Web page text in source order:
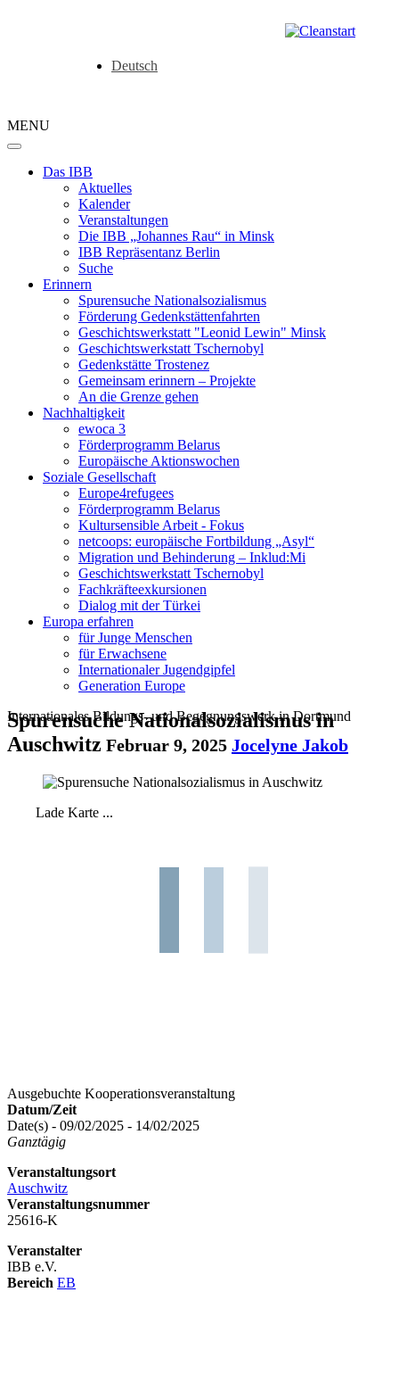
Deutsch
MENU
Das IBB
Aktuelles
Kalender
Veranstaltungen
Die IBB „Johannes Rau“ in Minsk
IBB Repräsentanz Berlin
Suche
Erinnern
Spurensuche Nationalsozialismus
Förderung Gedenkstättenfahrten
Geschichtswerkstatt "Leonid Lewin" Minsk
Geschichtswerkstatt Tschernobyl
Gedenkstätte Trostenez
Gemeinsam erinnern – Projekte
An die Grenze gehen
Nachhaltigkeit
ewoca 3
Förderprogramm Belarus
Europäische Aktionswochen
Soziale Gesellschaft
Europe4refugees
Förderprogramm Belarus
Kultursensible Arbeit - Fokus
netcoops: europäische Fortbildung „Asyl“
Migration und Behinderung – Inklud:Mi
Geschichtswerkstatt Tschernobyl
Fachkräfteexkursionen
Dialog mit der Türkei
Europa erfahren
für Junge Menschen
für Erwachsene
Internationaler Jugendgipfel
Generation Europe
Internationales Bildungs- und Begegnungswerk in Dortmund
Spurensuche Nationalsozialismus in
Auschwitz Februar 9, 2025 Jocelyne Jakob
Lade Karte ...
Ausgebuchte Kooperationsveranstaltung
Datum/Zeit
Date(s) - 09/02/2025 - 14/02/2025
Ganztägig
Veranstaltungsort
Auschwitz
Veranstaltungsnummer
25616-K
Veranstalter
IBB e.V.
Bereich EB